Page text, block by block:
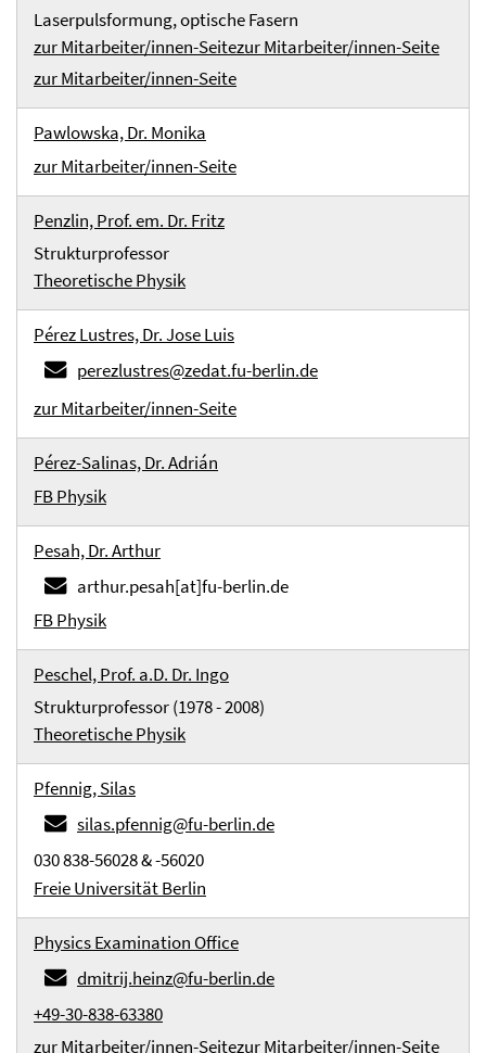
Laserpulsformung, optische Fasern
zur Mitarbeiter/innen-Seitezur Mitarbeiter/innen-Seite
zur Mitarbeiter/innen-Seite
Pawlowska, Dr. Monika
zur Mitarbeiter/innen-Seite
Penzlin, Prof. em. Dr. Fritz
Strukturprofessor
Theoretische Physik
Pérez Lustres, Dr. Jose Luis
perezlustres@zedat.fu-berlin.de
zur Mitarbeiter/innen-Seite
Pérez-Salinas, Dr. Adrián
FB Physik
Pesah, Dr. Arthur
arthur.pesah[at]fu-berlin.de
FB Physik
Peschel, Prof. a.D. Dr. Ingo
Strukturprofessor (1978 - 2008)
Theoretische Physik
Pfennig, Silas
silas.pfennig@fu-berlin.de
030 838-56028 & -56020
Freie Universität Berlin
Physics Examination Office
dmitrij.heinz@fu-berlin.de
+49-30-838-63380
zur Mitarbeiter/innen-Seitezur Mitarbeiter/innen-Seite